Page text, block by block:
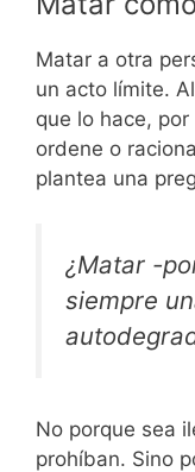
Matar a otra
un acto límite.
que lo hace,
ordene o
plantea una
¿Matar -
siempre
No porque sea
prohíban. Sino